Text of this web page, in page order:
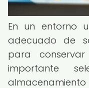
En un entorno
adecuado de
para
importante